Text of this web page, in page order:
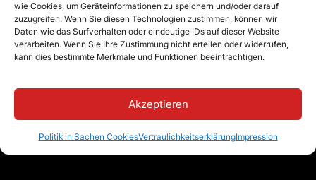
wie Cookies, um Geräteinformationen zu speichern und/oder darauf
zuzugreifen. Wenn Sie diesen Technologien zustimmen, können wir
Daten wie das Surfverhalten oder eindeutige IDs auf dieser Website
verarbeiten. Wenn Sie Ihre Zustimmung nicht erteilen oder widerrufen,
kann dies bestimmte Merkmale und Funktionen beeinträchtigen.
Akzeptieren
Politik in Sachen CookiesVertraulichkeitserklärungImpression